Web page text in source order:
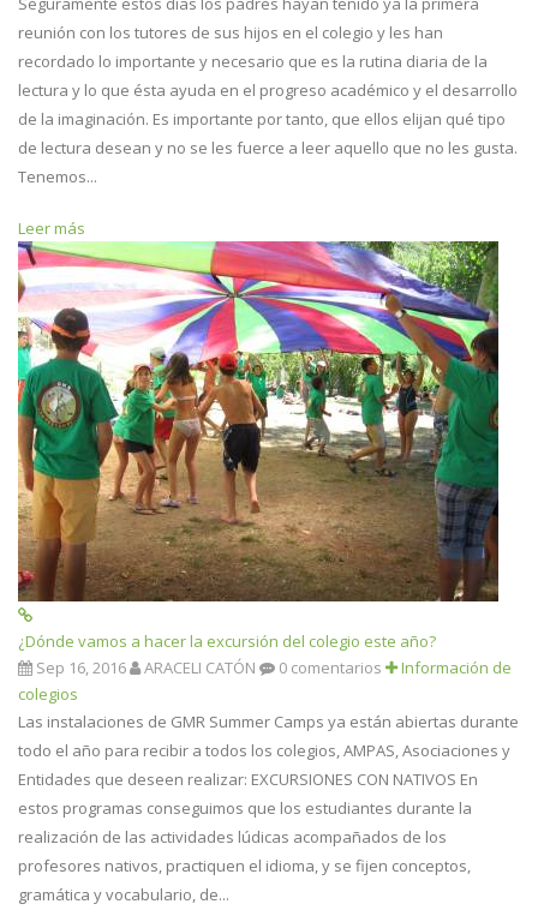
reunión con los tutores de sus hijos en el colegio y les han
recordado lo importante y necesario que es la rutina diaria de la
lectura y lo que ésta ayuda en el progreso académico y el desarrollo
de la imaginación. Es importante por tanto, que ellos elijan qué tipo
de lectura desean y no se les fuerce a leer aquello que no les gusta.
Tenemos...
Leer más
¿Dónde vamos a hacer la excursión del colegio este año?
Sep 16, 2016
ARACELI CATÓN 0 comentarios
Información de
colegios
Las instalaciones de GMR Summer Camps ya están abiertas durante
todo el año para recibir a todos los colegios, AMPAS, Asociaciones y
Entidades que deseen realizar: EXCURSIONES CON NATIVOS En
estos programas conseguimos que los estudiantes durante la
realización de las actividades lúdicas acompañados de los
profesores nativos, practiquen el idioma, y se fijen conceptos,
gramática y vocabulario, de...